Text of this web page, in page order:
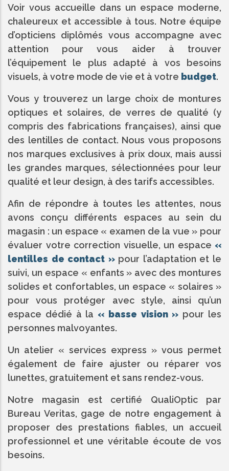
Voir vous accueille dans un espace moderne,
chaleureux et accessible à tous. Notre équipe
d’opticiens diplômés vous accompagne avec
attention pour vous aider à trouver
l’équipement le plus adapté à vos besoins
visuels, à votre mode de vie et à votre budget.
Vous y trouverez un large choix de montures
optiques et solaires, de verres de qualité (y
compris des fabrications françaises), ainsi que
des lentilles de contact. Nous vous proposons
nos marques exclusives à prix doux, mais aussi
les grandes marques, sélectionnées pour leur
qualité et leur design, à des tarifs accessibles.
Afin de répondre à toutes les attentes, nous
avons conçu différents espaces au sein du
magasin : un espace « examen de la vue » pour
évaluer votre correction visuelle, un espace «
lentilles de contact » pour l’adaptation et le
suivi, un espace « enfants » avec des montures
solides et confortables, un espace « solaires »
pour vous protéger avec style, ainsi qu’un
espace dédié à la « basse vision » pour les
personnes malvoyantes.
Un atelier « services express » vous permet
également de faire ajuster ou réparer vos
lunettes, gratuitement et sans rendez-vous.
Notre magasin est certifié QualiOptic par
Bureau Veritas, gage de notre engagement à
proposer des prestations fiables, un accueil
professionnel et une véritable écoute de vos
besoins.